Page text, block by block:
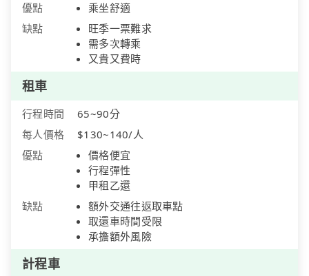
優點
乘坐舒適
缺點
旺季一票難求
需多次轉乘
又貴又費時
租車
行程時間
65~90分
每人價格
$130~140/人
優點
價格便宜
行程彈性
甲租乙還
缺點
額外交通往返取車點
取還車時間受限
承擔額外風險
計程車